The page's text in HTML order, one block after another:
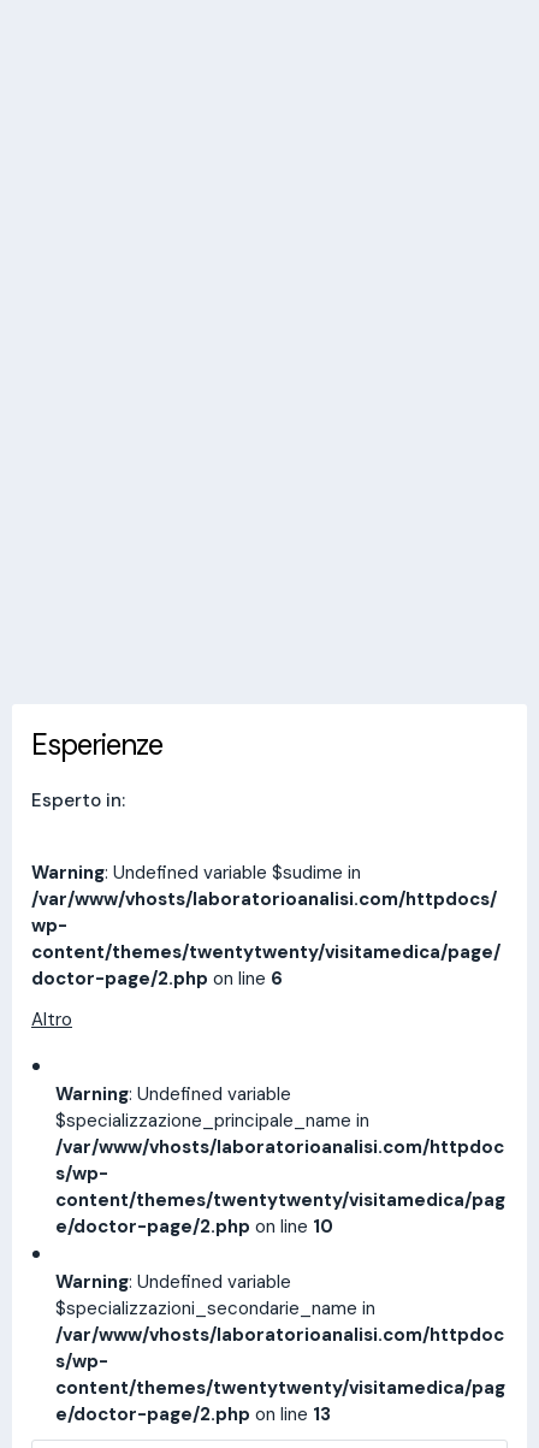
Esperienze
Esperto in:
Warning: Undefined variable $sudime in
/var/www/vhosts/laboratorioanalisi.com/httpdocs/
wp-
content/themes/twentytwenty/visitamedica/page/
doctor-page/2.php on line 6
Altro
Warning: Undefined variable
$specializzazione_principale_name in
/var/www/vhosts/laboratorioanalisi.com/httpdoc
s/wp-
content/themes/twentytwenty/visitamedica/pag
e/doctor-page/2.php on line 10
Warning: Undefined variable
$specializzazioni_secondarie_name in
/var/www/vhosts/laboratorioanalisi.com/httpdoc
s/wp-
content/themes/twentytwenty/visitamedica/pag
e/doctor-page/2.php on line 13